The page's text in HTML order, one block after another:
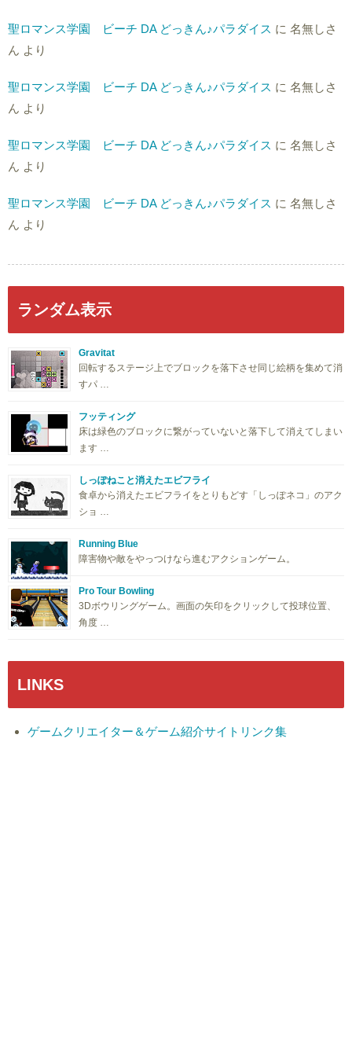
聖ロマンス学園 ビーチ DA どっきん♪パラダイス に 名無しさ
ん より
聖ロマンス学園 ビーチ DA どっきん♪パラダイス に 名無しさ
ん より
聖ロマンス学園 ビーチ DA どっきん♪パラダイス に 名無しさ
ん より
聖ロマンス学園 ビーチ DA どっきん♪パラダイス に 名無しさ
ん より
ランダム表示
Gravitat
回転するステージ上でブロックを落下させ同じ絵柄を集めて消
すパ …
フッティング
床は緑色のブロックに繋がっていないと落下して消えてしまい
ます …
しっぽねこと消えたエビフライ
食卓から消えたエビフライをとりもどす「しっぽネコ」のアク
ショ …
Running Blue
障害物や敵をやっつけなら進むアクションゲーム。
Pro Tour Bowling
3Dボウリングゲーム。画面の矢印をクリックして投球位置、
角度 …
LINKS
ゲームクリエイター＆ゲーム紹介サイトリンク集